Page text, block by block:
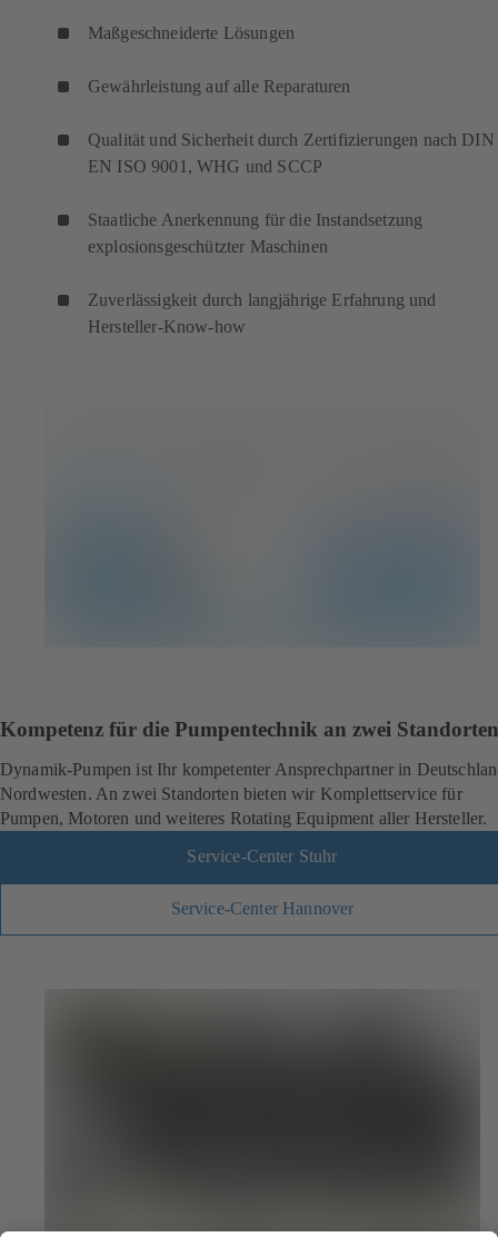
Maßgeschneiderte Lösungen
Gewährleistung auf alle Reparaturen
Qualität und Sicherheit durch Zertifizierungen nach DIN
EN ISO 9001, WHG und SCCP
Staatliche Anerkennung für die Instandsetzung
explosionsgeschützter Maschinen
Zuverlässigkeit durch langjährige Erfahrung und
Hersteller-Know-how
Kompetenz für die Pumpentechnik an zwei Standorten
Dynamik-Pumpen ist Ihr kompetenter Ansprechpartner in
Nordwesten. An zwei Standorten bieten wir Komplettservice für
Pumpen, Motoren und weiteres Rotating Equipment aller Hersteller.
Service-Center Stuhr
Service-Center Hannover